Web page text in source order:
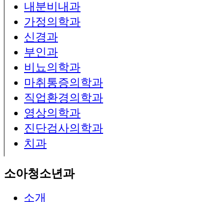
내분비내과
가정의학과
신경과
부인과
비뇨의학과
마취통증의학과
직업환경의학과
영상의학과
진단검사의학과
치과
소아청소년과
소개